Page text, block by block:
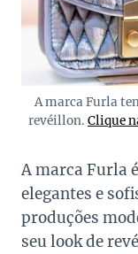
A marca Furla
revéillon. Clique
A marca Furla
elegantes e
produções
seu look de